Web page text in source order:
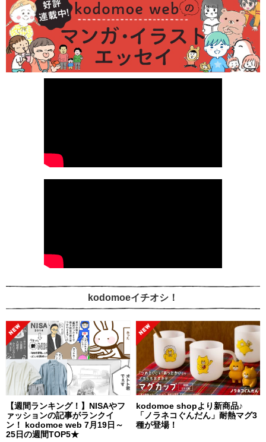
kodomoeイチオシ！
【週間ランキング！】NISAやフ
ァッションの記事がランクイ
ン！ kodomoe web 7月19日～
25日の週間TOP5★
kodomoe shopより新商品♪
「ノラネコぐんだん」耐熱マグ3
種が登場！